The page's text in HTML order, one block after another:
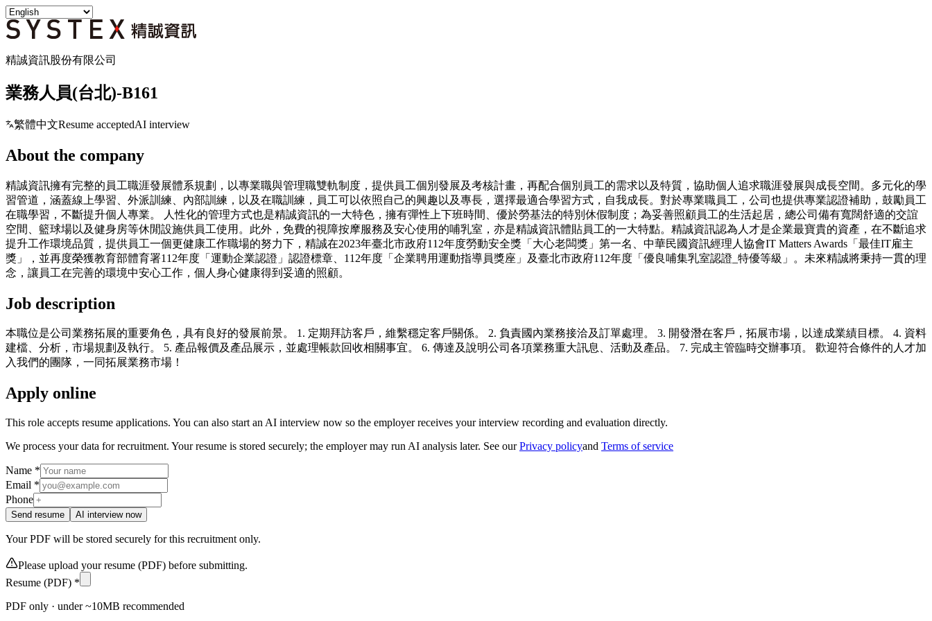
精誠資訊股份有限公司
業務人員(台北)-B161
繁體中文Resume acceptedAI interview
About the company
精誠資訊擁有完整的員工職涯發展體系規劃，以專業職與管理職雙軌制度，提供員工個別發展及考核計畫，再配合個別員工的需求以及特質，協助個人追求職涯發展與成長空間。多元化的學
習管道，涵蓋線上學習、外派訓練、內部訓練，以及在職訓練，員工可以依照自己的興趣以及專長，選擇最適合學習方式，自我成長。對於專業職員工，公司也提供專業認證補助，鼓勵員工
在職學習，不斷提升個人專業。 人性化的管理方式也是精誠資訊的一大特色，擁有彈性上下班時間、優於勞基法的特別休假制度；為妥善照顧員工的生活起居，總公司備有寬闊舒適的交誼
空間、籃球場以及健身房等休閒設施供員工使用。此外，免費的視障按摩服務及安心使用的哺乳室，亦是精誠資訊體貼員工的一大特點。精誠資訊認為人才是企業最寶貴的資產，在不斷追求
提升工作環境品質，提供員工一個更健康工作職場的努力下，精誠在2023年臺北市政府112年度勞動安全獎「大心老闆獎」第一名、中華民國資訊經理人協會IT Matters Awards「最佳IT雇主
獎」，並再度榮獲教育部體育署112年度「運動企業認證」認證標章、112年度「企業聘用運動指導員獎座」及臺北市政府112年度「優良哺集乳室認證_特優等級」。未來精誠將秉持一貫的理
念，讓員工在完善的環境中安心工作，個人身心健康得到妥適的照顧。
Job description
本職位是公司業務拓展的重要角色，具有良好的發展前景。 1. 定期拜訪客戶，維繫穩定客戶關係。 2. 負責國內業務接洽及訂單處理。 3. 開發潛在客戶，拓展市場，以達成業績目標。 4. 資料
建檔、分析，市場規劃及執行。 5. 產品報價及產品展示，並處理帳款回收相關事宜。 6. 傳達及說明公司各項業務重大訊息、活動及產品。 7. 完成主管臨時交辦事項。 歡迎符合條件的人才加
入我們的團隊，一同拓展業務市場！
Apply online
This role accepts resume applications. You can also start an AI interview now so the employer receives your interview recording and evaluation directly.
We process your data for recruitment. Your resume is stored securely; the employer may run AI analysis later. See our Privacy policyand Terms of service
Name *
Email *
Phone
Send resume AI interview now
Your PDF will be stored securely for this recruitment only.
Please upload your resume (PDF) before submitting.
Resume (PDF) *
PDF only · under ~10MB recommended